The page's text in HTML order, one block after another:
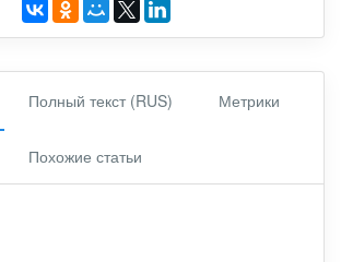
Полный текст (RUS) Метрики
Похожие статьи